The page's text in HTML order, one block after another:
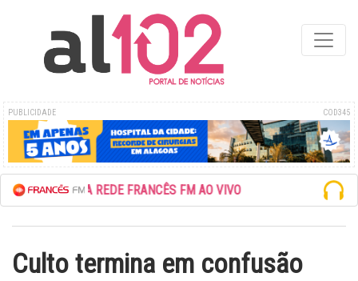
PUBLICIDADE COD345
ESCUTE A REDE FRANCÊS FM AO VIVO
Culto termina em confusão